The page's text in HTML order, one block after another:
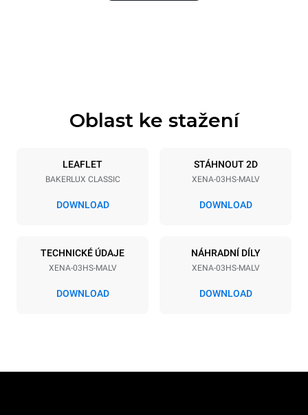
Specifikace plechů
3 460x330
Vzdálenost mezi zásobníky
Napětí
230V 1N~
Příkon
3 kW
Oblast ke stažení
LEAFLET
BAKERLUX CLASSIC
DOWNLOAD
STÁHNOUT 2D
XENA-03HS-MALV
DOWNLOAD
TECHNICKÉ ÚDAJE
XENA-03HS-MALV
DOWNLOAD
NÁHRADNÍ DÍLY
XENA-03HS-MALV
DOWNLOAD